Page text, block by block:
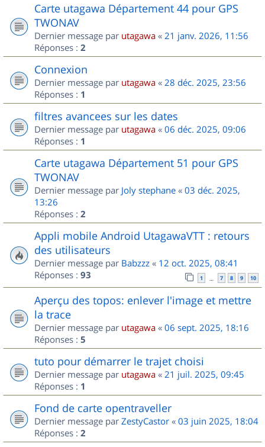
Carte utagawa Département 44 pour GPS
TWONAV
Dernier message par utagawa « 21 janv. 2026, 11:56
Réponses : 2
Connexion
Dernier message par utagawa « 28 déc. 2025, 23:56
Réponses : 1
filtres avancees sur les dates
Dernier message par utagawa « 06 déc. 2025, 09:06
Réponses : 1
Carte utagawa Département 51 pour GPS
TWONAV
Dernier message par Joly stephane « 03 déc. 2025,
13:26
Réponses : 2
Appli mobile Android UtagawaVTT : retours
des utilisateurs
Dernier message par Babzzz « 12 oct. 2025, 08:41
Réponses : 93 1 … 7 8 9 10
Aperçu des topos: enlever l'image et mettre
la trace
Dernier message par utagawa « 06 sept. 2025, 18:16
Réponses : 5
tuto pour démarrer le trajet choisi
Dernier message par utagawa « 21 juil. 2025, 09:45
Réponses : 1
Fond de carte opentraveller
Dernier message par ZestyCastor « 03 juin 2025, 18:04
Réponses : 2